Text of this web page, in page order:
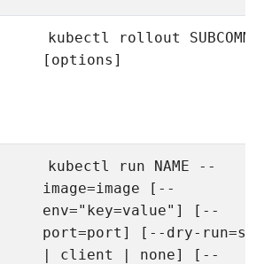
kubectl rollout
[options]
kubectl run NAME --
image=image [--
env="key=value"] [--
port=port] [--dry-
| client | none] [--